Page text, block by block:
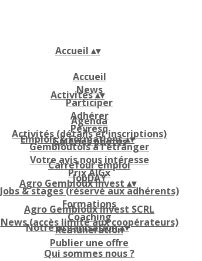
Accueil ▴▾
Accueil
News
Participer
Adhérer
Peyresq
Galeries photos
Activités▴▾
Agenda
Activités (détails et inscriptions)
Gembloutois à l'étranger
Votre avis nous intéresse
Prix AIGx
Emplois & Formations▴▾
Carrefour emploi
JobDAY
Jobs & stages (réservé aux adhérents)
Formations
Coaching
Rémunération
Publier une offre
Agro Gembloux Invest ▴▾
Agro Gembloux Invest SCRL
News (accès limité aux coopérateurs)
Notre organisation▴▾
Qui sommes nous ?